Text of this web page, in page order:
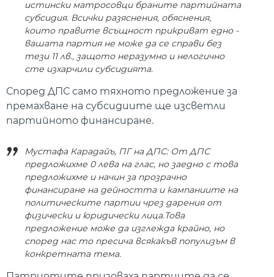
истински матросовци браните партийната
субсидия. Всички разяснения, обяснения,
които правите всъщност прикриват едно -
вашата партия не може да се справи без
тези 11 лв., защото неразумно и нелогично
сте изхарчили субсидията.
Според ДПС само тяхното предложение за
премахване на субсидиите ще изсветли
партийното финансиране.
Мустафа Карадайъ, ПГ на ДПС: От ДПС
предложихме 0 лева на глас, но заедно с това
предложихме и начин за прозрачно
финансиране на дейността и кампаниите на
политическите партии чрез дарения от
физически и юридически лица.Това
предложение може да изглежда крайно, но
според нас то пресича всякакъв популизъм в
конкретната тема.